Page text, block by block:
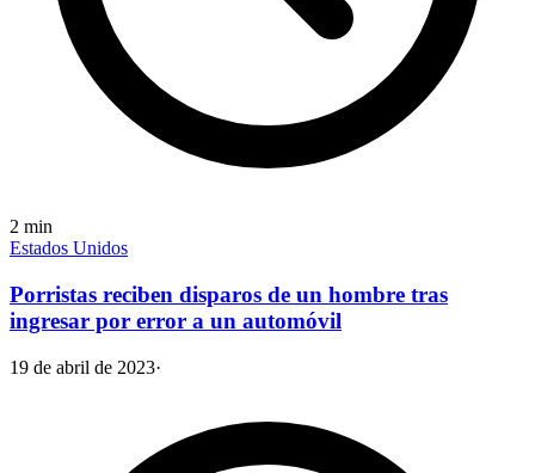
2 min
Estados Unidos
Porristas reciben disparos de un hombre tras
ingresar por error a un automóvil
19 de abril de 2023·